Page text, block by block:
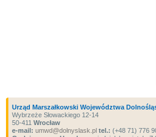
Urząd Marszałkowski Województwa
Wybrzeże Słowackiego 12-14
50-411 Wrocław
e-mail: umwd@dolnyslask.pl tel.: (+48 71) 776